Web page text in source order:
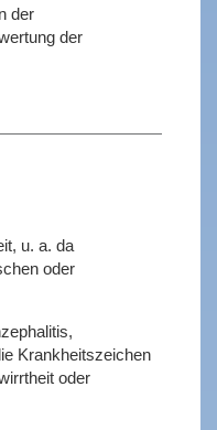
der
der
u. a. da
oder
Krankheitszeichen
oder